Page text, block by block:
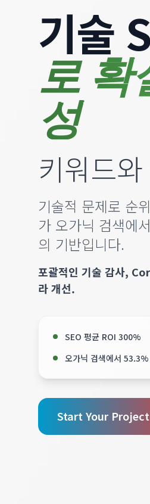
기술
로 확
성
키워드
기술적 문제로 순
가 오가닉 검색에
의 기반입니다.
포괄적인 기술 감사,
라 개선.
SEO 평균 ROI 300%
오가닉 검색에서
Start Your Project